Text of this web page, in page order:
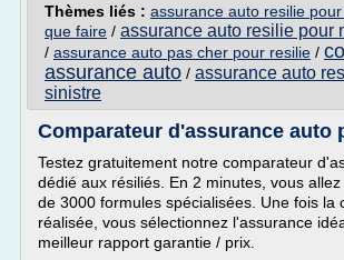
Thèmes liés : assurance auto resilie
que faire / assurance auto resilie pour
/ assurance auto pas cher pour resilie /
assurance auto / assurance auto
sinistre
Comparateur d'assurance auto
Testez gratuitement notre comparateur
dédié aux résiliés. En 2 minutes, vous
de 3000 formules spécialisées. Une fois la
réalisée, vous sélectionnez l'assurance
meilleur rapport garantie / prix.